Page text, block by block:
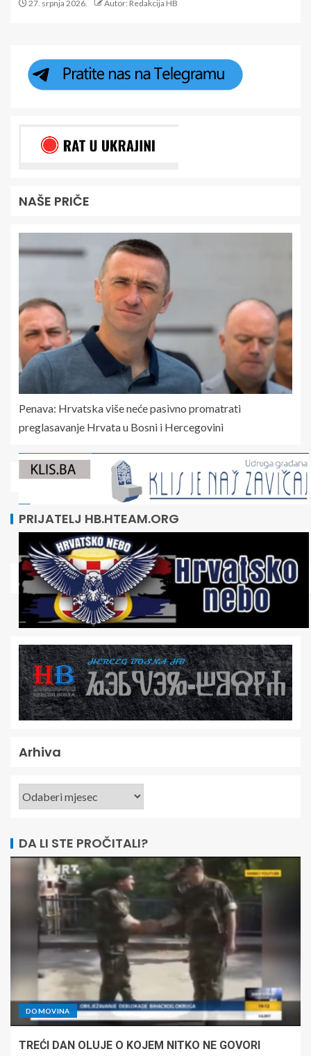
27. srpnja 2026. Autor: Redakcija HB
NAŠE PRIČE
Penava: Hrvatska više neće pasivno promatrati
preglasavanje Hrvata u Bosni i Hercegovini
PRIJATELJ HB.HTEAM.ORG
Arhiva
DA LI STE PROČITALI?
DOMOVINA
TREĆI DAN OLUJE O KOJEM NITKO NE GOVORI